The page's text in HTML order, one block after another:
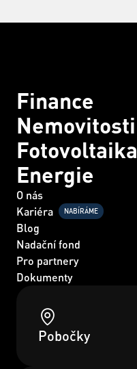
Finance
Nemovitosti
Fotovoltaika
Energie
O nás
Kariéra
NABÍRÁME
Blog
Nadační fond
Pro partnery
Dokumenty
Pobočky